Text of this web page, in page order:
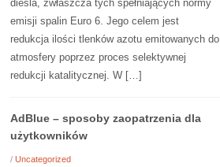
diesla, zwłaszcza tych spełniających normy
emisji spalin Euro 6. Jego celem jest
redukcja ilości tlenków azotu emitowanych do
atmosfery poprzez proces selektywnej
redukcji katalitycznej. W […]
AdBlue – sposoby zaopatrzenia dla
użytkowników
/Uncategorized